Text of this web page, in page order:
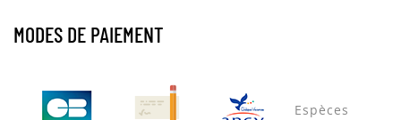
MODES DE PAIEMENT
Espèces